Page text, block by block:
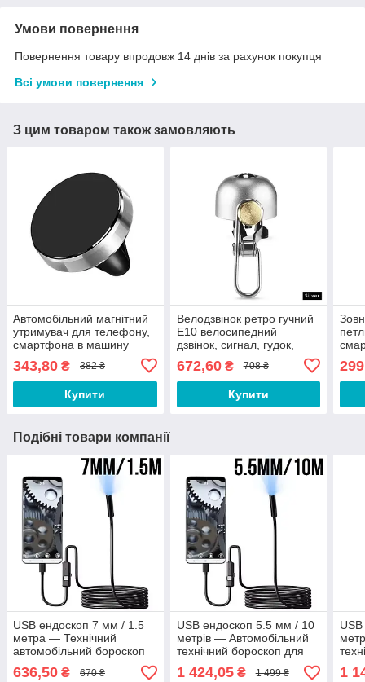
Умови повернення
Повернення товару впродовж 14 днів за рахунок покупця
Всі умови повернення
З цим товаром також замовляють
Автомобільний магнітний
утримувач для телефону,
смартфона в машину
343,80 ₴ 382 ₴
Купити
Велодзвінок ретро гучний
E10 велосипедний
дзвінок, сигнал, гудок,
клаксон для велосипеда,
самокату Сріблястий
672,60₴ 708 ₴
Купити
Подібні товари компанії
USB ендоскоп 7 мм / 1.5
метра — Технічний
автомобільний бороскоп
для телефону, смартфона
636,50 ₴ 670 ₴
USB ендоскоп 5.5 мм / 10
метрів — Автомобільний
технічний бороскоп для
телефону, смартфона
1 424,05₴ 1 499 ₴ 1